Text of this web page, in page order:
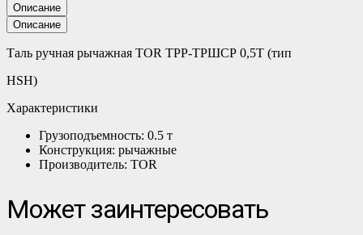
Описание
Описание
Таль ручная рычажная TOR ТРР-ТРШСР 0,5Т (тип
HSH)
Характеристики
Грузоподъемность: 0.5 т
Конструкция: рычажные
Производитель: TOR
Может заинтересовать